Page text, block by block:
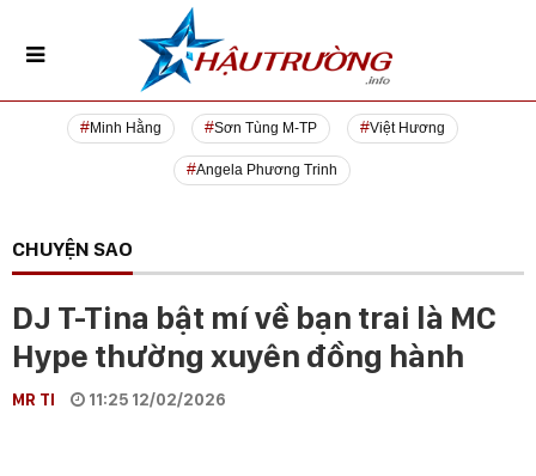
Minh Hằng Sơn Tùng M-TP Việt Hương
Angela Phương Trinh
CHUYỆN SAO
DJ T-Tina bật mí về bạn trai là MC
Hype thường xuyên đồng hành
MR TI 11:25 12/02/2026